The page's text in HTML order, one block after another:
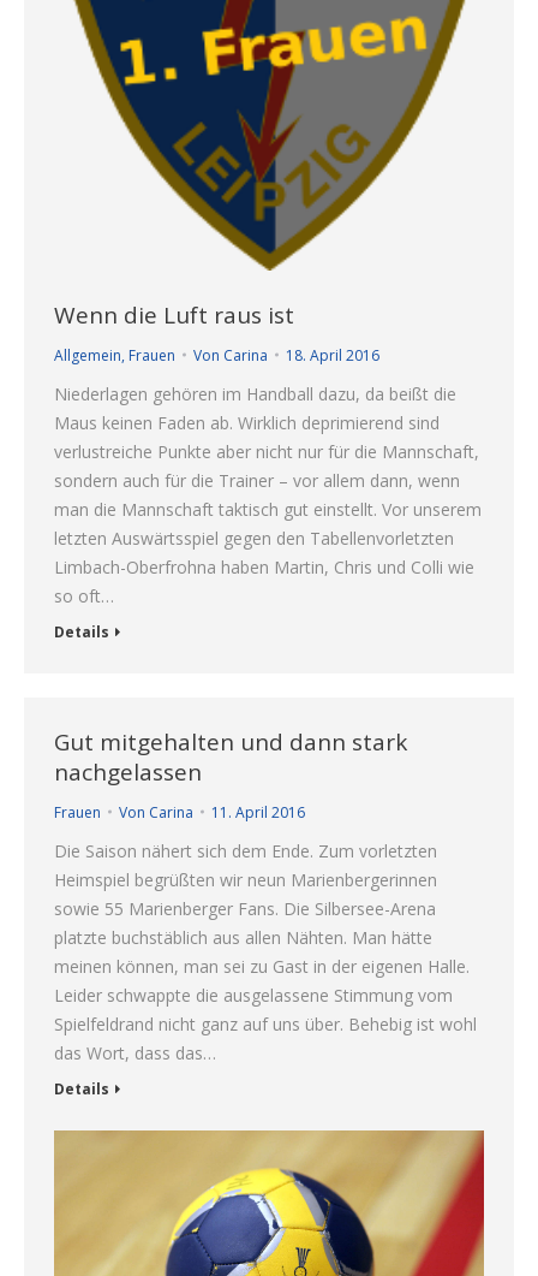
Wenn die Luft raus ist
Allgemein, Frauen Von Carina 18. April 2016
Niederlagen gehören im Handball dazu, da beißt die
Maus keinen Faden ab. Wirklich deprimierend sind
verlustreiche Punkte aber nicht nur für die Mannschaft,
sondern auch für die Trainer – vor allem dann, wenn
man die Mannschaft taktisch gut einstellt. Vor unserem
letzten Auswärtsspiel gegen den Tabellenvorletzten
Limbach-Oberfrohna haben Martin, Chris und Colli wie
so oft…
Details
Gut mitgehalten und dann stark
nachgelassen
Frauen Von Carina 11. April 2016
Die Saison nähert sich dem Ende. Zum vorletzten
Heimspiel begrüßten wir neun Marienbergerinnen
sowie 55 Marienberger Fans. Die Silbersee-Arena
platzte buchstäblich aus allen Nähten. Man hätte
meinen können, man sei zu Gast in der eigenen Halle.
Leider schwappte die ausgelassene Stimmung vom
Spielfeldrand nicht ganz auf uns über. Behebig ist wohl
das Wort, dass das…
Details